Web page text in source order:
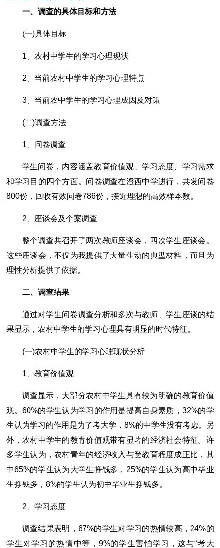
一、调查的具体目标和方法
(一)具体目标
1、农村中学生的学习心理现状
2、当前农村中学生的学习心理特点
3、当前农中学生的学习心理成因及对策
(二)调查方法
1、问卷调查
学生问卷，内容涵盖教育价值观、学习态度、学习需求
和学习目的四个方面。问卷调查在澄西中学进行，共发问卷
800份，回收有效问卷786份，接近理想的高效样本数。
2、座谈会及个案调查
整个调查共召开了两次教师座谈会，四次学生座谈会。
这些座谈会，不仅为我提供了大量生动的典型材料，而且为
理性分析提供了依据。
二、调查结果
通过对学生问卷调查分析和多次与教师、学生座谈的结
果显示，农村中学生的学习心理具有明显的时代特征。
(一)农村中学生的学习心理现状分析
1、教育价值观
调查显示，大部分农村中学生具有较为明确的教育价值
观。60%的学生认为学习的作用是提高自身素质，32%的学
生认为学习的作用是为了考大学，8%的中学生没有考虑。另
外，农村中学生的教育价值观带有显著的经济社会特征。许
多学生认为，农村青年的经济收入与受教育程度成正比，其
中65%的学生认为大学生挣钱多，25%的学生认为高中毕业
生挣钱多，8%的学生认为初中毕业生挣钱多。
2、学习态度
调查结果表明，67%的学生对学习的热情较高，24%的
学生对学习的热情中等，9%的学生害怕学习，这与“考大